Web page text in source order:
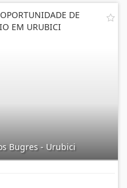
DE
EM URUBICI
Bugres - Urubici